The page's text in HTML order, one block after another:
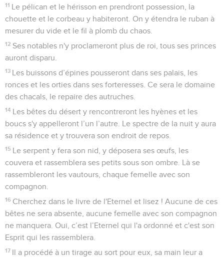
11 Le pélican et le hérisson en prendront possession, la
chouette et le corbeau y habiteront. On y étendra le ruban à
mesurer du vide et le fil à plomb du chaos.
12 Ses notables n'y proclameront plus de roi, tous ses princes
auront disparu.
13 Les buissons d’épines pousseront dans ses palais, les
ronces et les orties dans ses forteresses. Ce sera le domaine
des chacals, le repaire des autruches.
14 Les bêtes du désert y rencontreront les hyènes et les
boucs s'y appelleront l’un l’autre. Le spectre de la nuit y aura
sa résidence et y trouvera son endroit de repos.
15 Le serpent y fera son nid, y déposera ses œufs, les
couvera et rassemblera ses petits sous son ombre. Là se
rassembleront les vautours, chaque femelle avec son
compagnon.
16 Cherchez dans le livre de l'Eternel et lisez ! Aucune de ces
bêtes ne sera absente, aucune femelle avec son compagnon
ne manquera. Oui, c’est l’Eternel qui l'a ordonné et c'est son
Esprit qui les rassemblera.
17 Il a procédé à un tirage au sort pour eux, sa main leur a